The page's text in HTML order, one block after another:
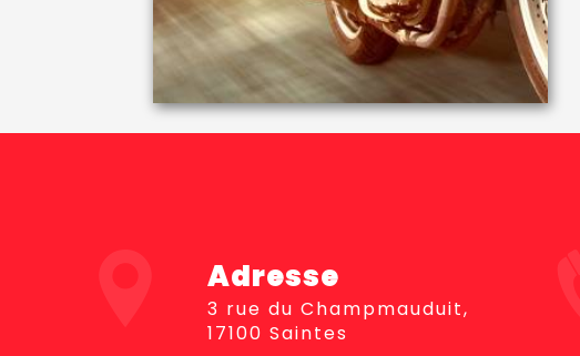
Adresse
3 rue du Champmauduit,
17100 Saintes